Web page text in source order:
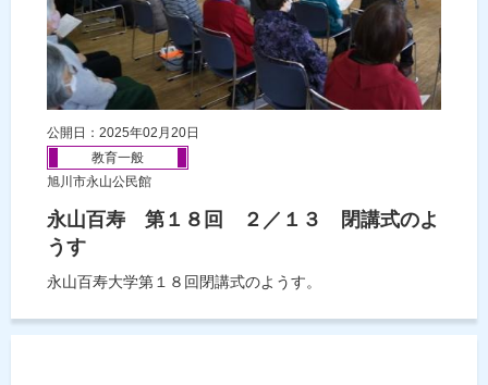
公開日：2025年02月20日
教育一般
旭川市永山公民館
永山百寿 第１８回 ２／１３ 閉講式のよ
うす
永山百寿大学第１８回閉講式のようす。